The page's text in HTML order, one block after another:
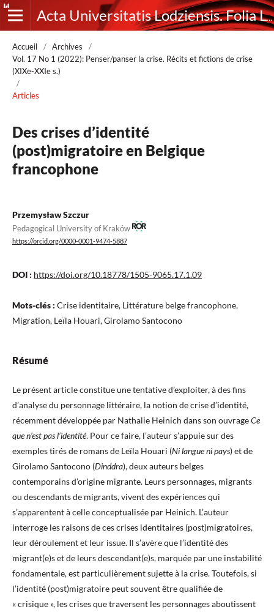
Acta Universitatis Lodziensis. Folia Litteraria Romanica
Accueil / Archives
/
Vol. 17 No 1 (2022): Penser/panser la crise. Récits et fictions de crise
(XIXe-XXIe s.)
/
Articles
Des crises d’identité
(post)migratoire en Belgique
francophone
Przemysław Szczur
Pedagogical University of Kraków
https://orcid.org/0000-0001-9474-5887
DOI : https://doi.org/10.18778/1505-9065.17.1.09
Mots-clés : Crise identitaire, Littérature belge francophone,
Migration, Leïla Houari, Girolamo Santocono
Résumé
Le présent article constitue une tentative d’exploiter, à des fins
d’analyse du personnage littéraire, la notion de crise d’identité,
récemment développée par Nathalie Heinich dans son ouvrageCe
que n’est pas l’identité. Pour ce faire, l’auteur s’appuie sur des
exemples tirés de romans de Leïla Houari (Ni langue ni pays) et de
Girolamo Santocono (Dinddra), deux auteurs belges
contemporains d’origine migrante. Leurs personnages, migrants
ou descendants de migrants, vivent des expériences qui
s’apparentent à celle conceptualisée par Heinich. L’auteur
interroge les raisons de ces crises identitaires (post)migratoires,
leur déroulement et leur issue. Il s’avère que l’identité des
migrant(e)s et de leurs descendant(e)s, marquée par une instabilité
fondamentale, est particulièrement sujette à la crise. Toutefois, si
l’identité (post)migratoire peut souvent être qualifiée de
« crisique », les crises que traversent les personnages aboutissent